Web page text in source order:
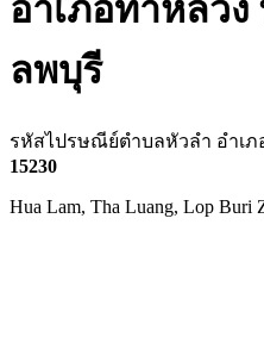
อำเภอท่าหลว
ลพบุรี
รหัสไปรษณีย์ตำบลหัวลำ อำเ
15230
Hua Lam, Tha Luang, Lop Buri